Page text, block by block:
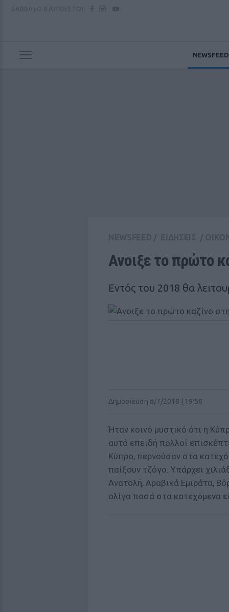
NEWSFEED
Ανοιξε το πρώτο
Εντός του 2018 θα
Δημοσίευση 6/7/2018 | 19:58
Ήταν κοινό μυστικό ότι η
αυτό επειδή πολλοί
Κύπρο, περνούσαν στα
παίξουν τζόγο. Υπάρχει
Ανατολή, Αραβικά Εμιράτα,
ολίγα ποσά στα κατεχόμενα